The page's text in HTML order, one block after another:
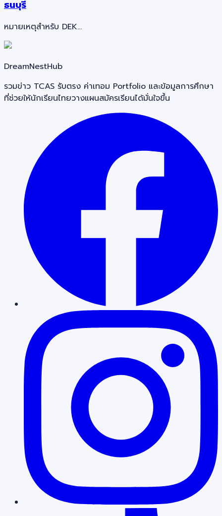
ธนบุรี
หมายเหตุสำหรับ DEK…
DreamNestHub
รวมข่าว TCAS รับตรง ค่าเทอม Portfolio และข้อมูลการศึกษา
ที่ช่วยให้นักเรียนไทยวางแผนสมัครเรียนได้มั่นใจขึ้น